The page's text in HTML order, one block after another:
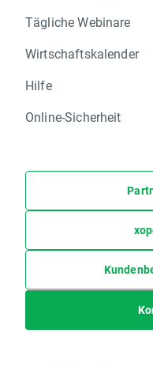
Tägliche Webinare
Wirtschaftskalender
Hilfe
Online-Sicherheit